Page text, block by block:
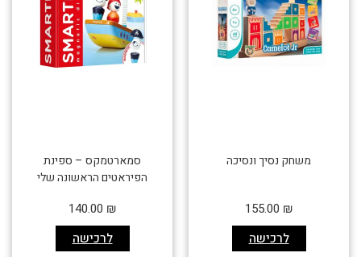
משחק נסיך ונסיכה
לרכישה
155.00 ₪
סמארטמקס – ספינת
הפיראטים הראשונה שלי
לרכישה
140.00 ₪